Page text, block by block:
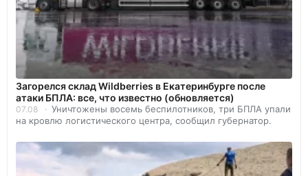
Загорелся склад Wildberries в Екатеринбурге после
атаки БПЛА: все, что известно (обновляется)
07.08
Уничтожены восемь беспилотников, три БПЛА упали
на кровлю логистического центра, сообщил губернатор.